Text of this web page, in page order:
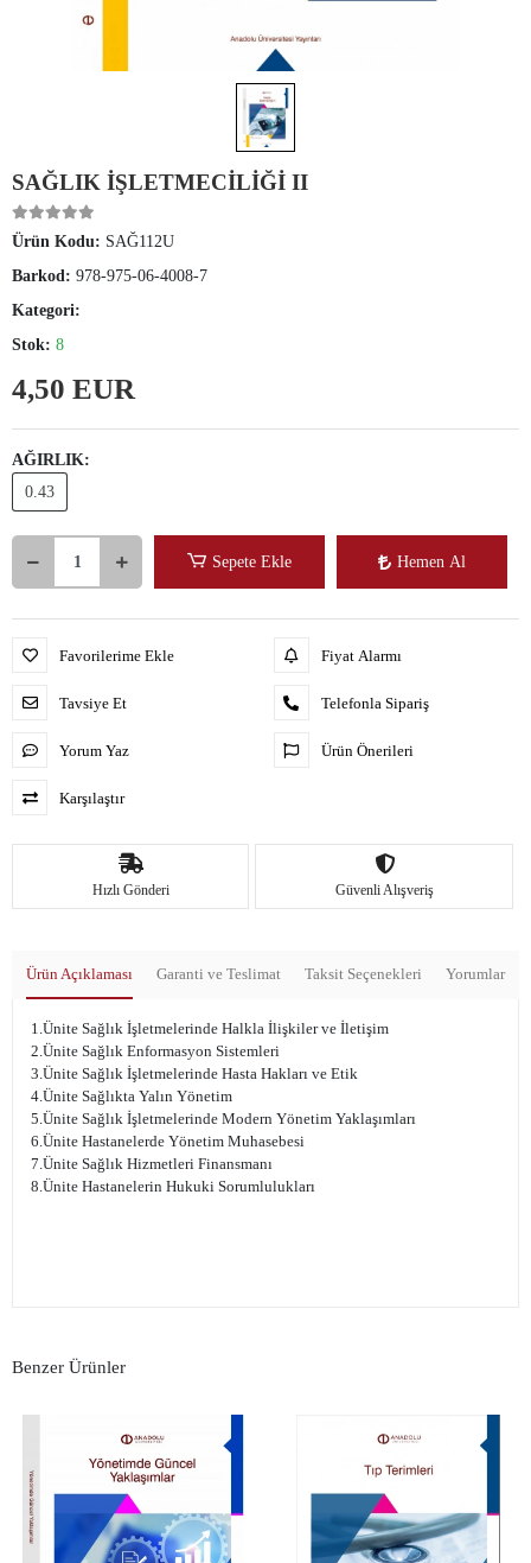
SAĞLIK İŞLETMECİLİĞİ II
Ürün Kodu: SAĞ112U
Barkod: 978-975-06-4008-7
Kategori:
Stok: 8
4,50 EUR
AĞIRLIK:
0.43
Sepete Ekle Hemen Al
Favorilerime Ekle
Tavsiye Et
Yorum Yaz
Karşılaştır
Fiyat Alarmı
Telefonla Sipariş
Ürün Önerileri
Hızlı Gönderi Güvenli Alışveriş
Ürün Açıklaması Garanti ve Teslimat Taksit Seçenekleri Yorumlar
1.Ünite Sağlık İşletmelerinde Halkla İlişkiler ve İletişim
2.Ünite Sağlık Enformasyon Sistemleri
3.Ünite Sağlık İşletmelerinde Hasta Hakları ve Etik
4.Ünite Sağlıkta Yalın Yönetim
5.Ünite Sağlık İşletmelerinde Modern Yönetim Yaklaşımları
6.Ünite Hastanelerde Yönetim Muhasebesi
7.Ünite Sağlık Hizmetleri Finansmanı
8.Ünite Hastanelerin Hukuki Sorumlulukları
Benzer Ürünler